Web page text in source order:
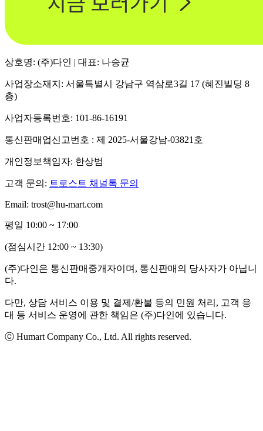
상호명: (주)다인 | 대표: 나승균
사업장소재지: 서울특별시 강남구 역삼로3길 17 (혜진빌딩 8
층)
사업자등록번호: 101-86-16191
통신판매업신고번호 : 제 2025-서울강남-03821호
개인정보책임자: 한상범
고객 문의: 트로스트 채널톡 문의
Email: trost@hu-mart.com
평일 10:00 ~ 17:00
(점심시간 12:00 ~ 13:30)
(주)다인은 통신판매중개자이며, 통신판매의 당사자가 아닙니
다.
다만, 상담 서비스 이용 및 결제/환불 등의 민원 처리, 고객 응
대 등 서비스 운영에 관한 책임은 (주)다인에 있습니다.
ⓒ Humart Company Co., Ltd. All rights reserved.